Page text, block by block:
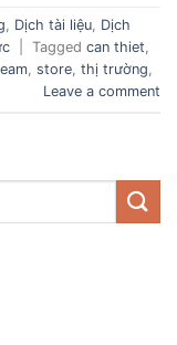
, Dịch tài liệu, Dịch
Tagged can thiet,
, store, thị trường,
Leave a comment